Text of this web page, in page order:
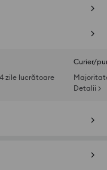
zile lucrătoare
Curier/
Detalii >